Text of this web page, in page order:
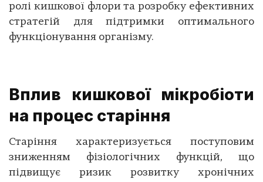
ролі кишкової флори та розробку ефективних
стратегій для підтримки оптимального
функціонування організму.
Вплив кишкової мікробіоти
на процес старіння
Старіння характеризується поступовим
зниженням фізіологічних функцій, що
підвищує ризик розвитку хронічних